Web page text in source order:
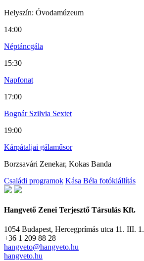
Helyszín: Óvodamúzeum
14:00
Néptáncgála
15:30
Napfonat
17:00
Bognár Szilvia Sextet
19:00
Kárpátaljai gálaműsor
Borzsavári Zenekar, Kokas Banda
Családi programok Kása Béla fotókiállítás
Hangvető Zenei Terjesztő Társulás Kft.
1054 Budapest, Hercegprímás utca 11. III. 1.
+36 1 209 88 28
hangveto@hangveto.hu
hangveto.hu